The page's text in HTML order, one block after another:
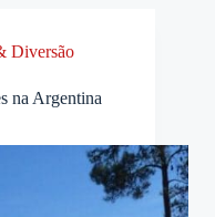
Diversão
na Argentina